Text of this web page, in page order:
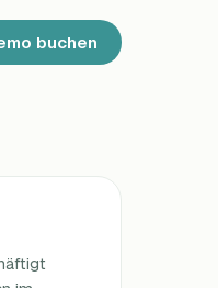
buchen